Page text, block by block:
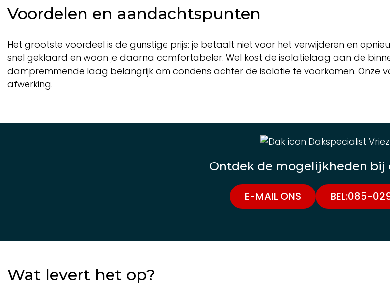
Voordelen en aandachtspunten
Het grootste voordeel is de gunstige prijs: je betaalt niet voor het verwijderen en
snel geklaard en woon je daarna comfortabeler. Wel kost de isolatielaag aan de
dampremmende laag belangrijk om condens achter de isolatie te voorkomen. Onze
afwerking.
Ontdek de mogelijkheden bij
E-MAIL ONS BEL:085-
Wat levert het op?